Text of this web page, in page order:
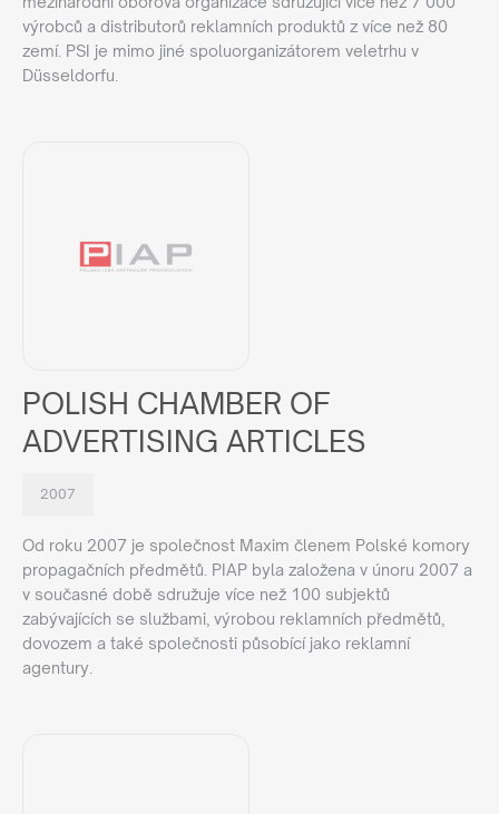
výrobců a distributorů reklamních produktů z více než 80
zemí. PSI je mimo jiné spoluorganizátorem veletrhu v
Düsseldorfu.
POLISH CHAMBER OF
ADVERTISING ARTICLES
2007
Od roku 2007 je společnost Maxim členem Polské komory
propagačních předmětů. PIAP byla založena v únoru 2007 a
v současné době sdružuje více než 100 subjektů
zabývajících se službami, výrobou reklamních předmětů,
dovozem a také společnosti působící jako reklamní
agentury.